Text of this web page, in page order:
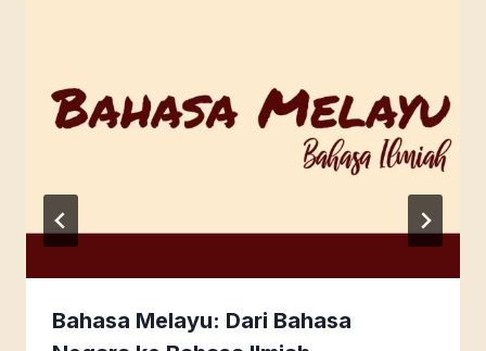
Bahasa Melayu: Dari Bahasa